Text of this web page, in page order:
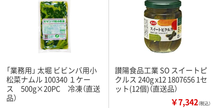
「業務用」 太堀 ビビンバ用小
松菜ナムル 100340 １ケー
ス 500g×20PC 冷凍（直送
品）
讃陽食品工業 SO スイートピ
クルス 240g x12 1807656 1セ
ット(12個)（直送品）
￥7,342（税込）